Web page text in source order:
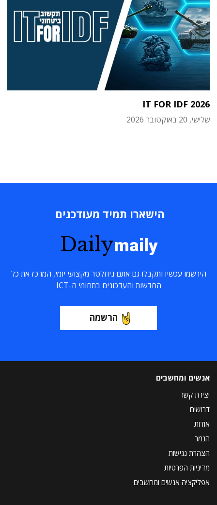
IT FOR IDF 2026
שלישי, 20 באוקטובר 2026
הישארו תמיד מעודכנים
Dailymaily
הירשמו עכשיו ותקבלו גם אתם ניוזלטר מקצועי יומי, המרכז את כל
החדשות והעדכונים בתחומי ה-ICT
הרשמה
אנשים ומחשבים
יצירת קשר
דרושים
אודות
הנמר
הצהרת נגישות
מדיניות הפרטיות
אפליקציה אנשים ומחשבים